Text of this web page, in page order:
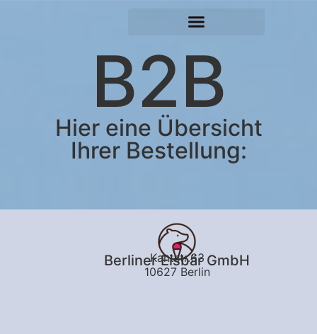
B2B
Hier eine Übersicht
Ihrer Bestellung:
Berliner Eisbär GmbH
Kantstr.63
10627 Berlin